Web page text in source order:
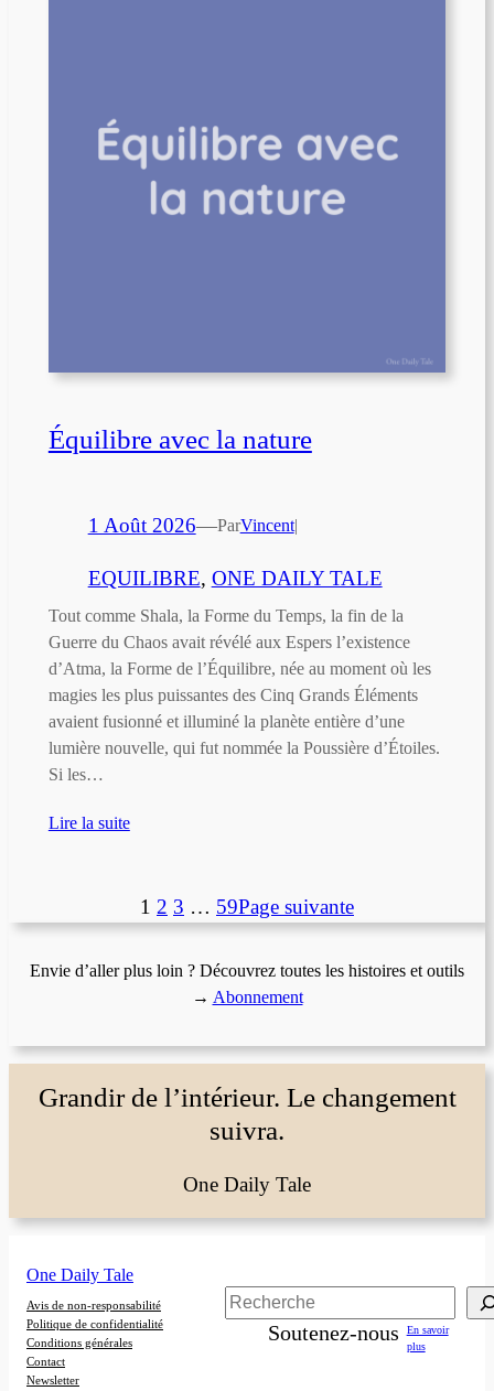
Équilibre avec la nature
1 Août 2026—ParVincent|
EQUILIBRE, ONE DAILY TALE
Tout comme Shala, la Forme du Temps, la fin de la
Guerre du Chaos avait révélé aux Espers l’existence
d’Atma, la Forme de l’Équilibre, née au moment où les
magies les plus puissantes des Cinq Grands Éléments
avaient fusionné et illuminé la planète entière d’une
lumière nouvelle, qui fut nommée la Poussière d’Étoiles.
Si les…
Lire la suite
1 2 3 … 59Page suivante
Envie d’aller plus loin ? Découvrez toutes les histoires et outils
→ Abonnement
Grandir de l’intérieur. Le changement
suivra.
One Daily Tale
One Daily Tale
Avis de non-responsabilité
Politique de confidentialité
Conditions générales
Contact
Newsletter
Rechercher
Soutenez-nous
En savoir
plus